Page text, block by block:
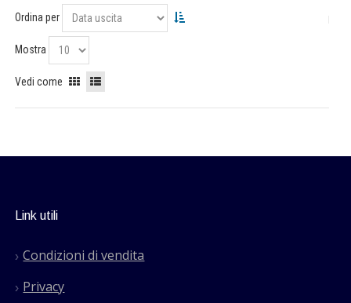
Ordina per
Mostra
Vedi come
Link utili
Condizioni di vendita
Privacy